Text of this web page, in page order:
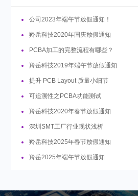
公司2023年端午节放假通知！
羚岳科技2020年国庆放假通知
PCBA加工的完整流程有哪些？
羚岳科技2019年端午节放假通知
提升 PCB Layout 质量小细节
可追溯性之PCBA功能测试
羚岳科技2020年春节放假通知
深圳SMT工厂行业现状浅析
羚岳科技2025年春节放假通知
羚岳2025年端午节放假通知